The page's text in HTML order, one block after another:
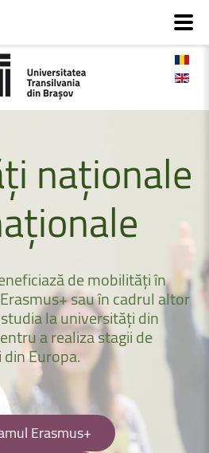
naționale
demobilitățiîn
Erasmus+sauîncadrulaltor
studialauniversitățidin
arealizastagiide
dinEuropa.
Erasmus+